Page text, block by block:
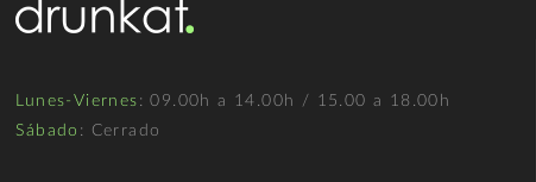
Lunes-Viernes : 09.00h a 14.00h / 15.00 a 18.00h
Sábado : Cerrado